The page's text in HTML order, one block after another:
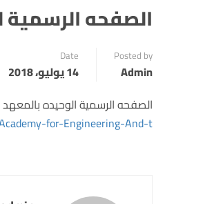
الصفحه الرسمية
Posted by
Admin
Date
14 يوليو، 2018
الصفحه الرسمية الوحيده بالمعهد
for-Engineering-And-t…/